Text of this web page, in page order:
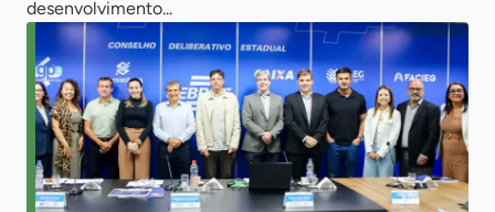
desenvolvimento...